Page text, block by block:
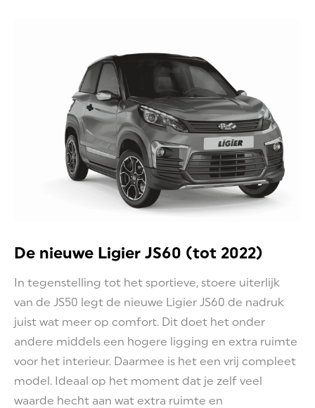
De nieuwe Ligier JS60 (tot 2022)
In tegenstelling tot het sportieve, stoere uiterlijk
van de JS50 legt de nieuwe Ligier JS60 de nadruk
juist wat meer op comfort. Dit doet het onder
andere middels een hogere ligging en extra ruimte
voor het interieur. Daarmee is het een vrij compleet
model. Ideaal op het moment dat je zelf veel
waarde hecht aan wat extra ruimte en